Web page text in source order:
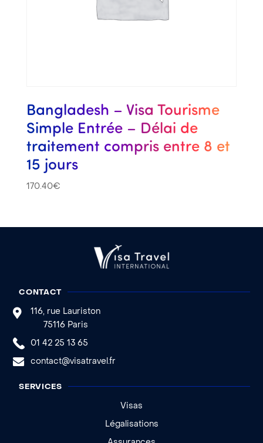
Bangladesh – Visa Tourisme
Simple Entrée – Délai de
traitement compris entre 8 et
15 jours
170.40€
CONTACT
116, rue Lauriston
75116 Paris
01 42 25 13 65
contact@visatravel.fr
SERVICES
Visas
Légalisations